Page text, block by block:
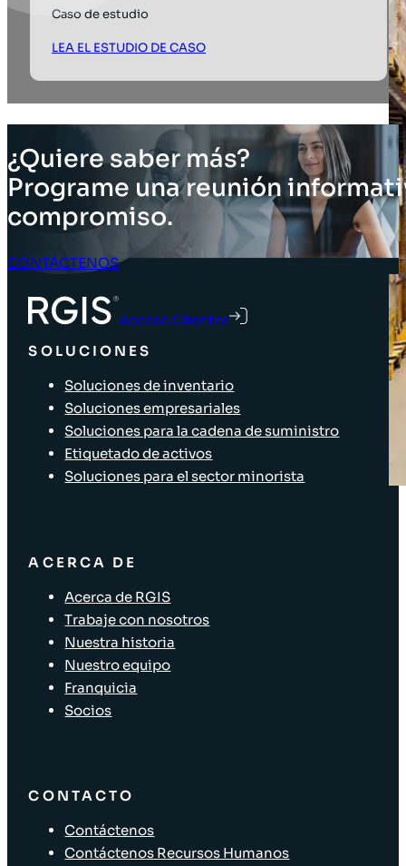
Caso de estudio
LEA EL ESTUDIO DE CASO
¿Quiere saber más?
Programe una reunión
compromiso.
CONTÁCTENOS
Acceso Clientes
SOLUCIONES
Soluciones de inventario
Soluciones empresariales
Soluciones para la cadena de suministro
Etiquetado de activos
Soluciones para el sector minorista
ACERCA DE
Acerca de RGIS
Trabaje con nosotros
Nuestra historia
Nuestro equipo
Franquicia
Socios
CONTACTO
Contáctenos
Contáctenos Recursos Humanos